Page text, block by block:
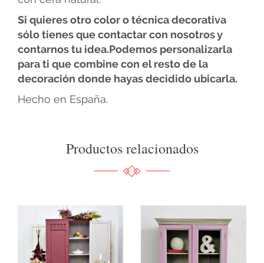
Si quieres otro color o técnica decorativa
sólo tienes que contactar con nosotros y
contarnos tu idea.Podemos personalizarla
para ti que combine con el resto de la
decoración donde hayas decidido ubicarla.
Hecho en España.
Productos relacionados